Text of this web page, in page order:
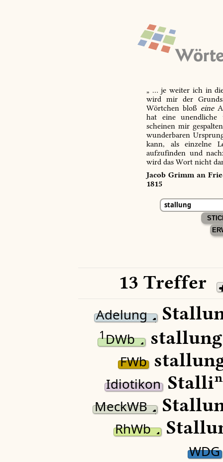
„ … je weiter ich in
wird mir der
Wörtchen bloß eine
hat eine unendliche
scheinen mir
wunderbaren
kann, als einzelne
aufzufinden und
wird das Wort nicht
Jacob Grimm an
1815
13 Treffer
Adelung
1DWb
FWb
Idiotikon
MeckWB
RhWb
WDG